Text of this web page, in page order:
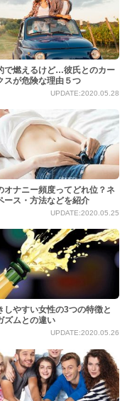
で燃えるけど…彼氏とのカー
スが危険な理由５つ
UPDATE:2020.05.28
オナニー頻度ってどれ位？ネ
ース・方法などを紹介
UPDATE:2020.05.25
しやすい女性の3つの特徴と
ズムとの違い
UPDATE:2020.05.26